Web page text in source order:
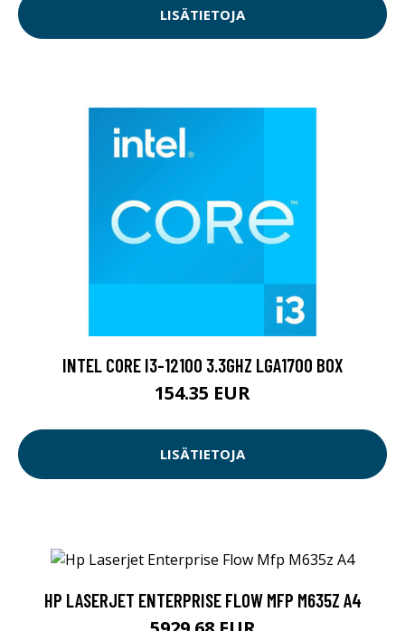
LISÄTIETOJA
INTEL CORE I3-12100 3.3GHZ LGA1700 BOX
154.35 EUR
LISÄTIETOJA
HP LASERJET ENTERPRISE FLOW MFP M635Z A4